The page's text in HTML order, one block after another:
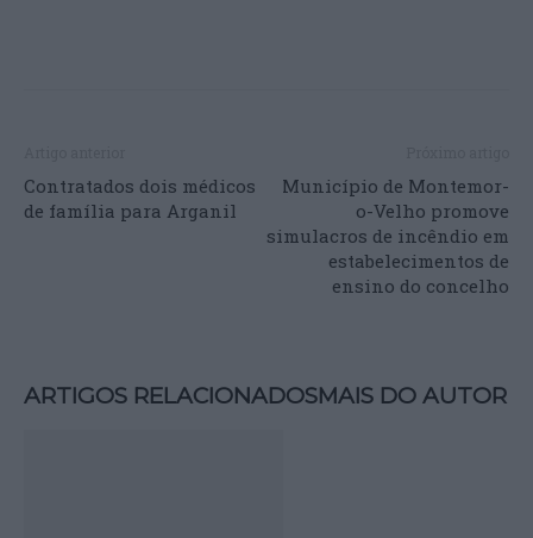
Contratados dois médicos
de família para Arganil
Município de Montemor-
o-Velho promove
simulacros de incêndio em
estabelecimentos de
ensino do concelho
ARTIGOS RELACIONADOSMAIS DO AUTOR